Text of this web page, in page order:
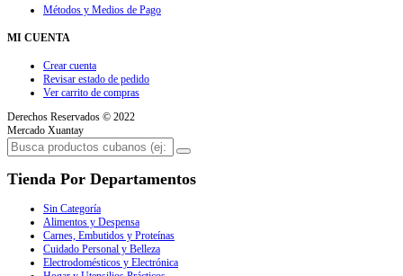
Métodos y Medios de Pago
MI CUENTA
Crear cuenta
Revisar estado de pedido
Ver carrito de compras
Derechos Reservados © 2022
Mercado Xuantay
Tienda Por Departamentos
Sin Categoría
Alimentos y Despensa
Carnes, Embutidos y Proteínas
Cuidado Personal y Belleza
Electrodomésticos y Electrónica